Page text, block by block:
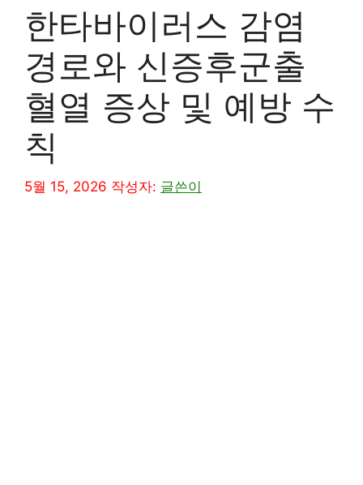
한타바이러스 감염
경로와 신증후군출
혈열 증상 및 예방 수
칙
5월 15, 2026 작성자: 글쓴이